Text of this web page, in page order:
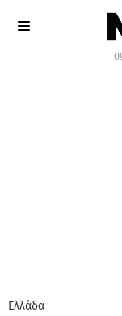
Ελλάδα